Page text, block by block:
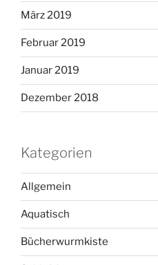
März 2019
Februar 2019
Januar 2019
Dezember 2018
Kategorien
Allgemein
Aquatisch
Bücherwurmkiste